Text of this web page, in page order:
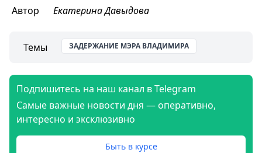
Автор Екатерина Давыдова
Темы ЗАДЕРЖАНИЕ МЭРА ВЛАДИМИРА
Подпишитесь на наш канал в Telegram
Самые важные новости дня — оперативно,
интересно и эксклюзивно
Быть в курсе